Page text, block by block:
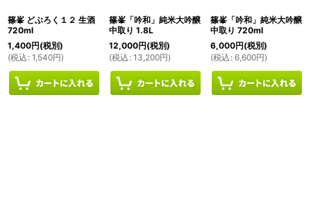
篠峯 どぶろく１２ 生酒
720ml
1,400円(税別)
(税込 : 1,540円)
篠峯「吟和」純米大吟醸
中取り 1.8L
12,000円(税別)
(税込 : 13,200円)
篠峯「吟和」純米大吟醸
中取り 720ml
6,000円(税別)
(税込 : 6,600円)